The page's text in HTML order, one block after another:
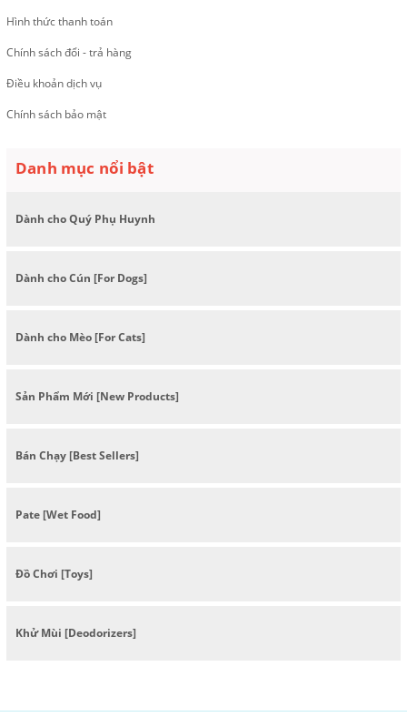
Hình thức thanh toán
Chính sách đổi - trả hàng
Điều khoản dịch vụ
Chính sách bảo mật
Danh mục nổi bật
Dành cho Quý Phụ Huynh
Dành cho Cún [For Dogs]
Dành cho Mèo [For Cats]
Sản Phẩm Mới [New Products]
Bán Chạy [Best Sellers]
Pate [Wet Food]
Đồ Chơi [Toys]
Khử Mùi [Deodorizers]